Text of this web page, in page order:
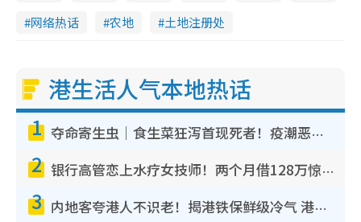
网络热话
农地 土地注册处
港生活人气本地热话
1 夺命寄生虫｜食生菜狂泻首现死者！疫潮恶化录1.8万宗病例 揭洗菜3大谬误
2 银行高管恋上水疗女技师！两个月借128万惊觉“沉船”沉落火海 揭背后疑似邪教操控卖淫
3 内地客夸港人不识老！揭港铁保鲜级冷气 港人求放过：别投诉